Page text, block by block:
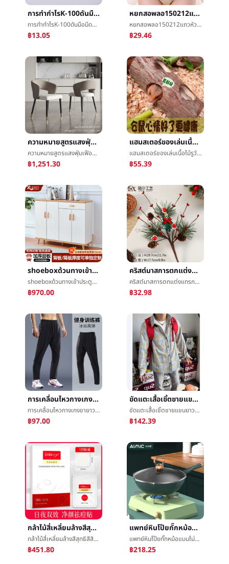
การทำกำไรK-100ดันมือมีดยูทิลิตี้เครื่องมือมีดสำนักงานบทความอนุมัติçº¸มีดวอลล์เปเปอร์มีดจัดส่งด่วนการเอาออกมีดยูทิลิตี้
การทำกำไรK-100ดันมือมีดยูทิลิตี้เครื่องมือมีดสำนักงานบทความอนุมัติçº¸มีดวอลล์เปเปอร์มีดจัดส่งด่วนการเอาออกมีดยูทิลิตี้
฿13.05
หยกสอพลอ150212แถวหัวเข็มขัดนางสาวเงินได้บริเวณหน้าท้องหญิงตั้งครรภ์ภายหลังเกิดæบริเวณหน้าท้องร่างกายการออกกำลังกายเงินได้เข็มขัดขายส่ง
หยกสอพลอ150212แถวหัวเข็มขัดนางสาวเงินได้บริเวณหน้าท้องหญิงตั้งครรภ์ภายหลังเกิดæบริเวณหน้าท้องร่างกายการออกกำลังกายเงินได้เข็มขัดขายส่ง
฿29.46
ความหมายสูตรแสงฟุ่มเฟือยเก้าอี้รับประทานอาหารครัวเรือนทันสมัยง่ายร้านอาหารเก้าอี้นอร์ดิกนักออกแบบLeisureéèเก้าอี้ต่อรองæ¶æเก้าอี้
ความหมายสูตรแสงฟุ่มเฟือยเก้าอี้รับประทานอาหารครัวเรือนทันสมัยง่ายร้านอาหารเก้าอี้นอร์ดิกนักออกแบบLeisureéèเก้าอี้ต่อรองæ¶æเก้าอี้
฿1,251.30
แฮมสเตอร์ของเล่นเนื้อไม้รูวัตคินส์แบกกรงหนูตะเภาหมูกินีภูมิทัศน์คลายความเบื่อสู้รูอุโมงค์เขาวงกตหลีกเลี่ยงรังบ้าน
แฮมสเตอร์ของเล่นเนื้อไม้รูวัตคินส์แบกกรงหนูตะเภาหมูกินีภูมิทัศน์คลายความเบื่อสู้รูอุโมงค์เขาวงกตหลีกเลี่ยงรังบ้าน
฿55.39
shoeboxด้วนทางเข้าประตูชั้นวางของหิ้งห้องนั่งเล่นระเบียงความจุสูงหลายชั้นกันฝุ่นรองเท้าหิ้งทางเข้าทันสมัยง่ายลม
shoeboxด้วนทางเข้าประตูชั้นวางของหิ้งห้องนั่งเล่นระเบียงความจุสูงหลายชั้นกันฝุ่นรองเท้าหิ้งทางเข้าทันสมัยง่ายลม
฿970.00
คริสต์มาสการตกแต่งแทรกสาขาหวายEchinaceaเกล็ดหิมะแทรกสาขาการตกแต่งห้องนั่งเล่นห้องนอนเครื่องประดับเสน่ห์ตกแต่ง
คริสต์มาสการตกแต่งแทรกสาขาหวายEchinaceaเกล็ดหิมะแทรกสาขาการตกแต่งห้องนั่งเล่นห้องนอนเครื่องประดับเสน่ห์ตกแต่ง
฿32.98
การเคลื่อนไหวกางเกงขายาวชายฟิตเนสการอบรมผ้าไหมน้ำแข็งฤดูร้อนบางย่อหน้าความเร็วแห้งLeisureกำเท้าการผลักเบาๆกีฬาดิบทอกางเกง
การเคลื่อนไหวกางเกงขายาวชายฟิตเนสการอบรมผ้าไหมน้ำแข็งฤดูร้อนบางย่อหน้าความเร็วแห้งLeisureกำเท้าการผลักเบาๆกีฬาดิบทอกางเกง
฿97.00
ขัดแตะเสื้อเชิ้ตชายแขนยาวฤดูใบไม้ผลิและฤดูร้อนใหม่ท่าเรือลมRetroสูงถนนinsน้ำขึ้นน้ำลงการ์ดLeisureหลวมเสื้อเชิ้ตเสื้อโค้ท
ขัดแตะเสื้อเชิ้ตชายแขนยาวฤดูใบไม้ผลิและฤดูร้อนใหม่ท่าเรือลมRetroสูงถนนinsน้ำขึ้นน้ำลงการ์ดLeisureหลวมเสื้อเชิ้ตเสื้อโค้ท
฿142.39
กล้าไม้สี่เหลี่ยมล้างสีสุทธิสีสิวแปะกล้าไม้เขี้ยวสีเขียวสีสิวแปะความงามเอกลักษณ์ร้านค้ากำจัดดาษปิดสิว
กล้าไม้สี่เหลี่ยมล้างสีสุทธิสีสิวแปะกล้าไม้เขี้ยวสีเขียวสีสิวแปะความงามเอกลักษณ์ร้านค้ากำจัดดาษปิดสิว
฿451.80
แพทย์หินโป๊ยกั๊กหม้อแบนไม่ติดทอดหม้อทอดกะทะทอดหนึ่งหม้อทอดèหม้อไม่ติดหม้อéหม้อไม่ข่อ
แพทย์หินโป๊ยกั๊กหม้อแบนไม่ติดทอดหม้อทอดกะทะทอดหนึ่งหม้อทอดèหม้อไม่ติดหม้อéหม้อไม่ข่อ
฿218.25